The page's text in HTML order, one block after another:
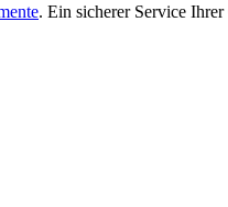
. Ein sicherer Service